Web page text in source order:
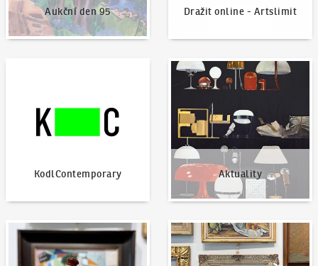
Aukční den 95 Dražit online - Artslimit
KodlContemporary Aktuality
Aktuality
Jak dražit? Nabídnout dílo